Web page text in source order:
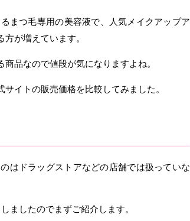
まつ毛専用の美容液で、人気メイクアップア
が増えています。
品なので値段が気になりますよね。
イトの販売価格を比較してみました。
はドラッグストアなどの店舗では扱っていな
ましたのでまずご紹介します。